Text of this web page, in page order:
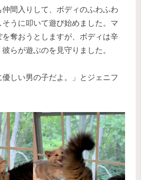
間入りして、ボディのふわふわ
そうに叩いて遊び始めました。マ
を奪おうとしますが、ボディは辛
らが遊ぶのを見守りました。
優しい男の子だよ。」とジェニフ